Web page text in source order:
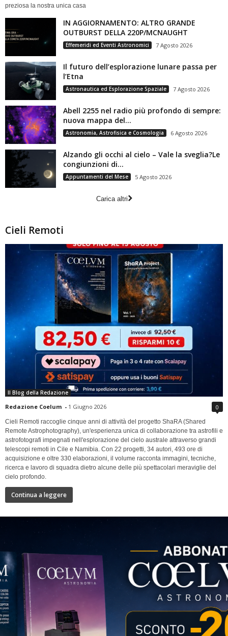
preziosa la nostra unica casa
IN AGGIORNAMENTO: ALTRO GRANDE
OUTBURST DELLA 220P/MCNAUGHT
Effemeridi ed Eventi Astronomici 7 Agosto 2026
Il futuro dell’esplorazione lunare passa per
l’Etna
Astronautica ed Esplorazione Spaziale 7 Agosto 2026
Abell 2255 nel radio più profondo di sempre:
nuova mappa del...
Astronomia, Astrofisica e Cosmologia 6 Agosto 2026
Alzando gli occhi al cielo – Vale la sveglia?Le
congiunzioni di...
Appuntamenti del Mese 5 Agosto 2026
Carica altri
Cieli Remoti
Il Blog della Redazione
Redazione Coelum - 1 Giugno 2026 0
Cieli Remoti raccoglie cinque anni di attività del progetto ShaRA (Shared
Remote Astrophotography), un'esperienza unica di collaborazione tra astrofili e
astrofotografi impegnati nell'esplorazione del cielo australe attraverso grandi
telescopi remoti in Cile e Namibia. Con 22 progetti, 34 autori, 493 ore di
acquisizione e oltre 330 elaborazioni, il volume racconta immagini, tecniche,
ricerca e lavoro di squadra dietro alcune delle più spettacolari meraviglie del
cielo profondo.
Continua a leggere